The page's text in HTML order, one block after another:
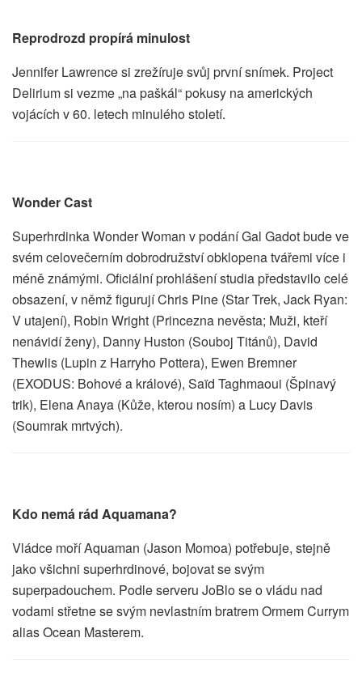
Reprodrozd propírá minulost
Jennifer Lawrence si zrežíruje svůj první snímek. Project
Delirium si vezme „na paškál“ pokusy na amerických
vojácích v 60. letech minulého století.
Wonder Cast
Superhrdinka Wonder Woman v podání Gal Gadot bude ve
svém celovečerním dobrodružství obklopena tvářemi více i
méně známými. Oficiální prohlášení studia představilo celé
obsazení, v němž figurují Chris Pine (Star Trek, Jack Ryan:
V utajení), Robin Wright (Princezna nevěsta; Muži, kteří
nenávidí ženy), Danny Huston (Souboj Titánů), David
Thewlis (Lupin z Harryho Pottera), Ewen Bremner
(EXODUS: Bohové a králové), Saïd Taghmaoui (Špinavý
trik), Elena Anaya (Kůže, kterou nosím) a Lucy Davis
(Soumrak mrtvých).
Kdo nemá rád Aquamana?
Vládce moří Aquaman (Jason Momoa) potřebuje, stejně
jako všichni superhrdinové, bojovat se svým
superpadouchem. Podle serveru JoBlo se o vládu nad
vodami střetne se svým nevlastním bratrem Ormem Currym
alias Ocean Masterem.